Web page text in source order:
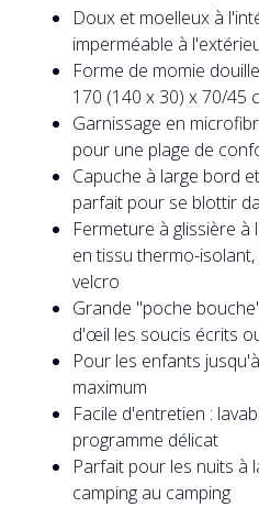
Doux et moelleux à
imperméable à
Forme de momie
170 (140 x 30) x 70/45
Garnissage en
pour une plage de
Capuche à large bord
parfait pour se blottir
Fermeture à glissière
en tissu thermo-
velcro
Grande "poche
d'œil les soucis écrits
Pour les enfants
maximum
Facile d'entretien :
programme délicat
Parfait pour les nuits à
camping au camping